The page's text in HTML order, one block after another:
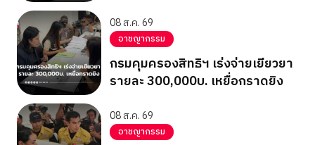
08 ส.ค. 69
อาชญากรรม
กรมคุมครองสิทธิฯ เร่งจ่ายเยียวยา
รายละ 300,000บ. เหยื่อกราดยิง
08 ส.ค. 69
อาชญากรรม